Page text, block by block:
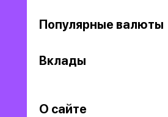
Популярные валюты
Вклады
О сайте